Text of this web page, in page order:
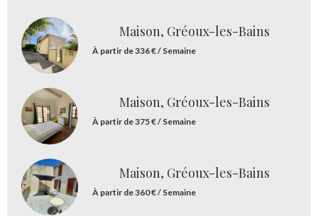
Maison, Gréoux-les-Bains
À partir de 336 € / Semaine
Maison, Gréoux-les-Bains
À partir de 375 € / Semaine
Maison, Gréoux-les-Bains
À partir de 360 € / Semaine